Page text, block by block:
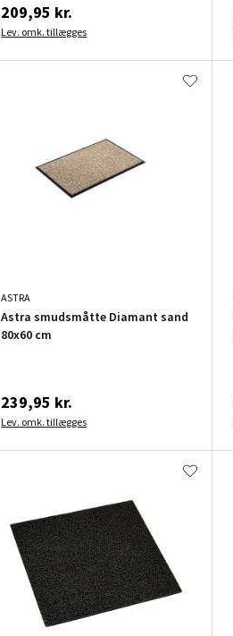
209,95 kr.
Lev. omk. tillægges
ASTRA
Astra smudsmåtte Diamant sand
80x60 cm
239,95 kr.
Lev. omk. tillægges